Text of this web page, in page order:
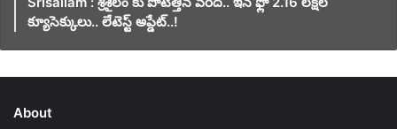
క్యూసెక్కులు.. లేటెస్ట్ అప్డేట్..!
About